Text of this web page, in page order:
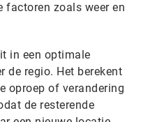
factoren zoals weer en
in een optimale
de regio. Het berekent
oproep of verandering
de resterende